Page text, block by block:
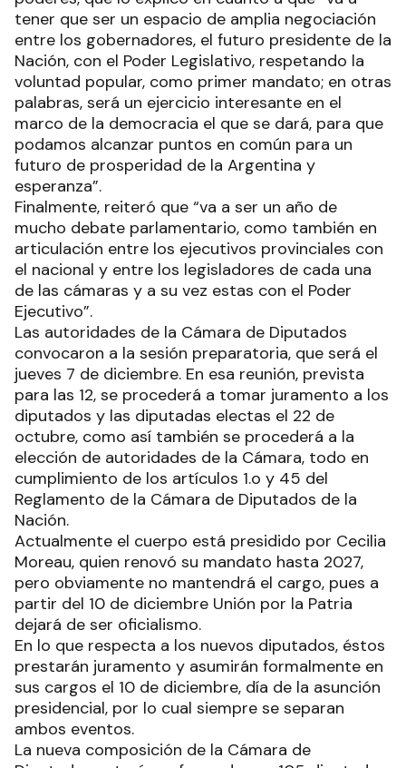
tener que ser un espacio de amplia negociación
entre los gobernadores, el futuro presidente de la
Nación, con el Poder Legislativo, respetando la
voluntad popular, como primer mandato; en otras
palabras, será un ejercicio interesante en el
marco de la democracia el que se dará, para que
podamos alcanzar puntos en común para un
futuro de prosperidad de la Argentina y
esperanza”.
Finalmente, reiteró que “va a ser un año de
mucho debate parlamentario, como también en
articulación entre los ejecutivos provinciales con
el nacional y entre los legisladores de cada una
de las cámaras y a su vez estas con el Poder
Ejecutivo”.
Las autoridades de la Cámara de Diputados
convocaron a la sesión preparatoria, que será el
jueves 7 de diciembre. En esa reunión, prevista
para las 12, se procederá a tomar juramento a los
diputados y las diputadas electas el 22 de
octubre, como así también se procederá a la
elección de autoridades de la Cámara, todo en
cumplimiento de los artículos 1.o y 45 del
Reglamento de la Cámara de Diputados de la
Nación.
Actualmente el cuerpo está presidido por Cecilia
Moreau, quien renovó su mandato hasta 2027,
pero obviamente no mantendrá el cargo, pues a
partir del 10 de diciembre Unión por la Patria
dejará de ser oficialismo.
En lo que respecta a los nuevos diputados, éstos
prestarán juramento y asumirán formalmente en
sus cargos el 10 de diciembre, día de la asunción
presidencial, por lo cual siempre se separan
ambos eventos.
La nueva composición de la Cámara de